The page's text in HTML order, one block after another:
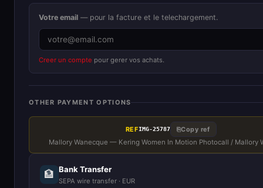
Votre email — pour la facture et le telechargement.
Creer un compte pour gerer vos achats.
OTHER PAYMENT OPTIONS
REFIMG-25787 ⎘Copy ref
Mallory Wanecque — Kering Women In Motion Photocall / Mallory
🏦 Bank Transfer
SEPA wire transfer · EUR